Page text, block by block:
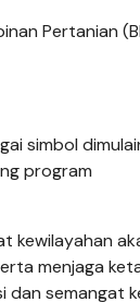
Pertanian
simbol
program
kewilayahan
menjaga
dan semangat